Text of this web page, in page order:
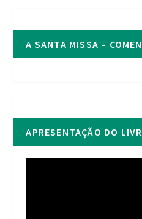
A SANTA MISSA –
APRESENTAÇÃO DO